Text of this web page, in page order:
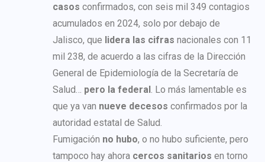
casos confirmados, con seis mil 349 contagios
acumulados en 2024, solo por debajo de
Jalisco, que lidera las cifras nacionales con 11
mil 238, de acuerdo a las cifras de la Dirección
General de Epidemiología de la Secretaría de
Salud… pero la federal . Lo más lamentable es
que ya van nueve decesos confirmados por la
autoridad estatal de Salud.
Fumigación no hubo, o no hubo suficiente, pero
tampoco hay ahora cercos sanitarios en torno